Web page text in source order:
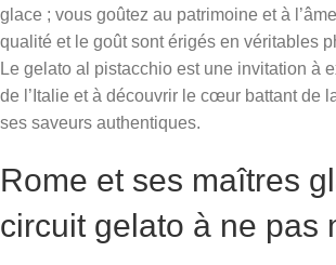
glace ; vous goûtez au patrimoine et à
qualité et le goût sont érigés en véritables
Le gelato al pistacchio est une invitation à
de l’Italie et à découvrir le cœur battant de
ses saveurs authentiques.
Rome et ses maîtres
circuit gelato à ne pas